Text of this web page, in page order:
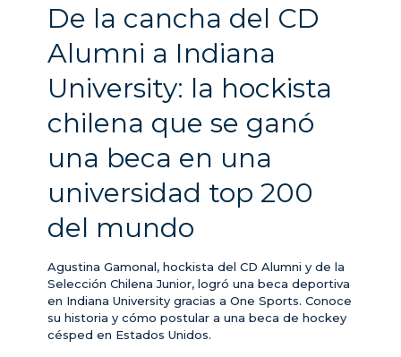
De la cancha del CD
Alumni a Indiana
University: la hockista
chilena que se ganó
una beca en una
universidad top 200
del mundo
Agustina Gamonal, hockista del CD Alumni y de la
Selección Chilena Junior, logró una beca deportiva
en Indiana University gracias a One Sports. Conoce
su historia y cómo postular a una beca de hockey
césped en Estados Unidos.